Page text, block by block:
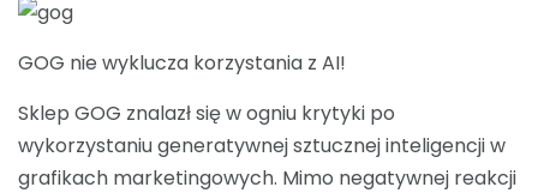
GOG nie wyklucza korzystania z AI!
Sklep GOG znalazł się w ogniu krytyki po
wykorzystaniu generatywnej sztucznej inteligencji w
grafikach marketingowych. Mimo negatywnej reakcji